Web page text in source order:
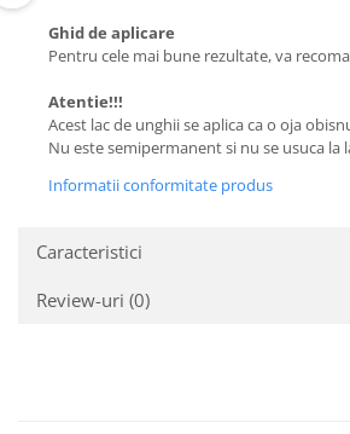
Ghid de aplicare
Pentru cele mai bune rezultate, va
Atentie!!!
Acest lac de unghii se aplica ca o oja
Nu este semipermanent si nu se usuca la
Informatii conformitate produs
Caracteristici
Review-uri (0)